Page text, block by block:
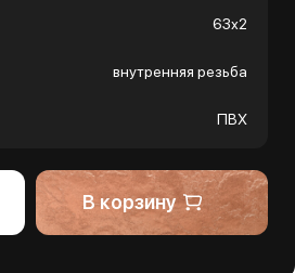
63х2
внутренняя резьба
ПВХ
В корзину